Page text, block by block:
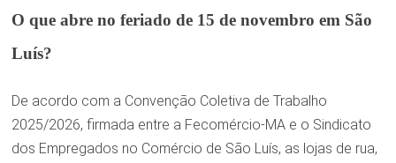
O que abre no feriado de 15 de novembro em São
Luís?
De acordo com a Convenção Coletiva de Trabalho
2025/2026, firmada entre a Fecomércio-MA e o Sindicato
dos Empregados no Comércio de São Luís, as lojas de rua,